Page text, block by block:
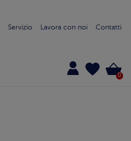
Servizio Lavora con noi Contatti
0